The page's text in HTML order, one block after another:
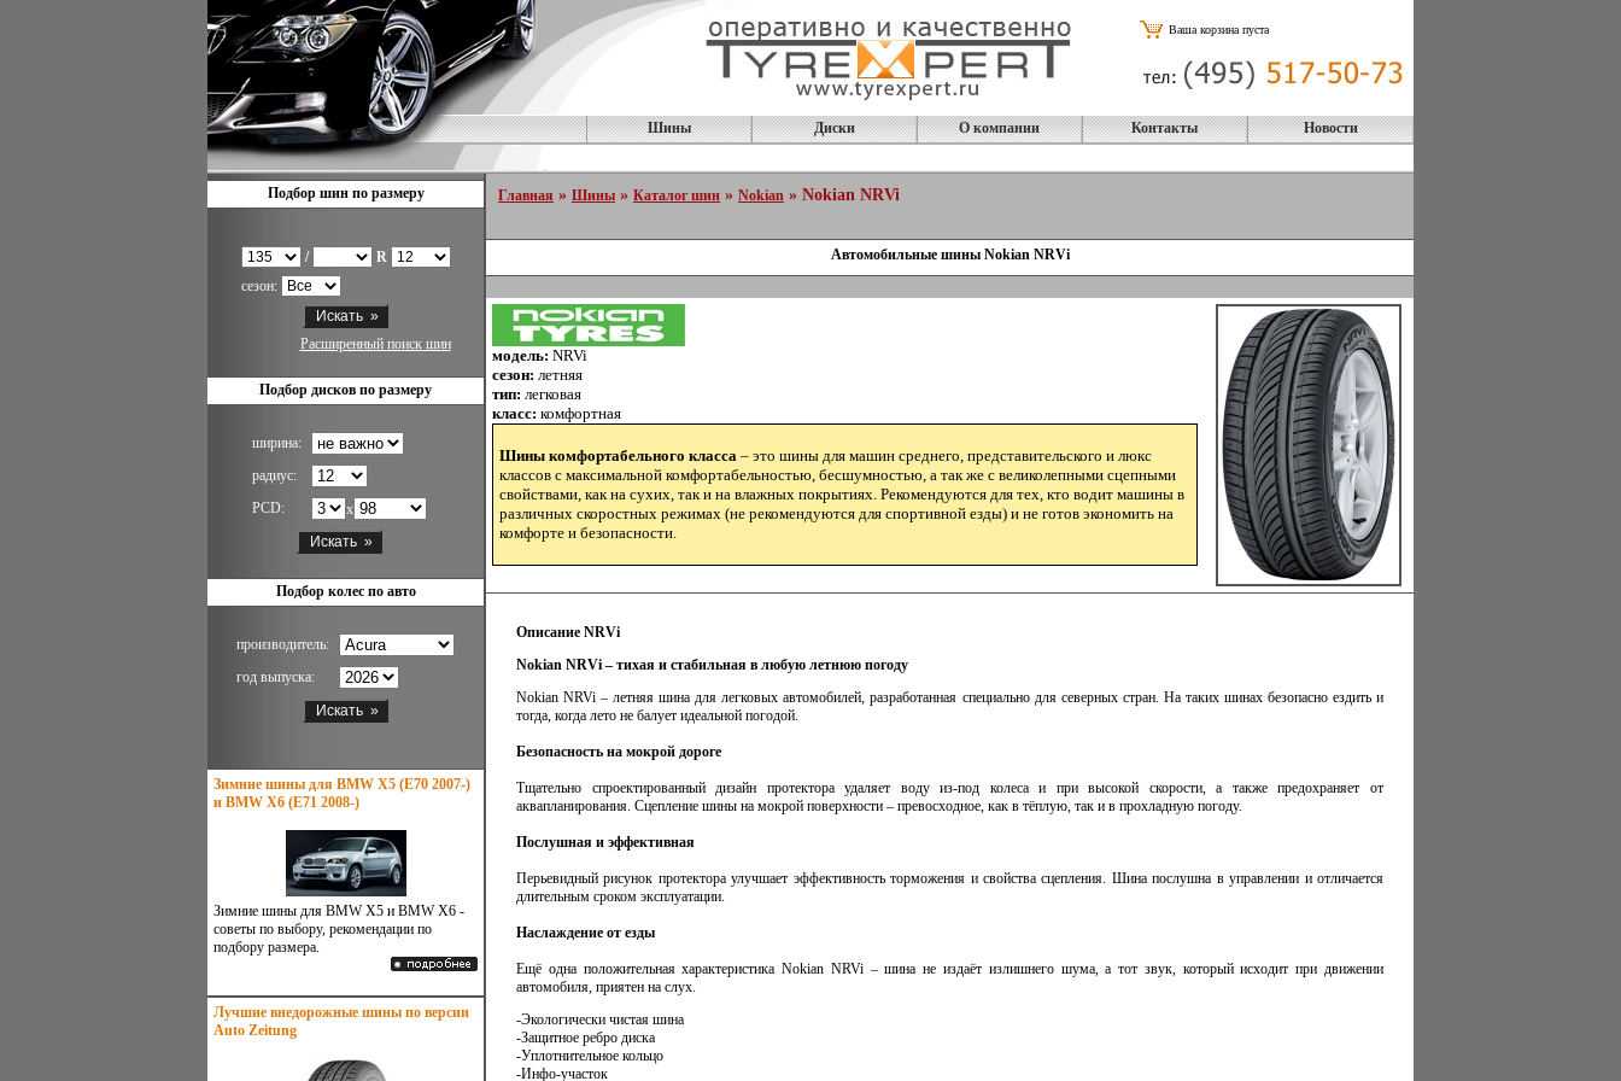
Ваша корзина пуста
Шины Диски О компании Контакты Новости
Подбор шин по размеру
/
R
сезон:
Расширенный поиск шин
Подбор дисков по размеру
ширина:
радиус:
PCD:
x
Подбор колес по авто
производитель:
год выпуска:
Зимние шины для BMW X5 (E70 2007-)
и BMW X6 (E71 2008-)
Зимние шины для BMW X5 и BMW X6 -
советы по выбору, рекомендации по
подбору размера.
Лучшие внедорожные шины по версии
Auto Zeitung
Главная » Шины » Каталог шин » Nokian » Nokian NRVi
Автомобильные шины Nokian NRVi
модель: NRVi
сезон: летняя
тип: легковая
класс: комфортная
Шины комфортабельного класса – это шины для машин среднего, представительского и люкс
классов с максимальной комфортабельностью, бесшумностью, а так же с великолепными сцепными
свойствами, как на сухих, так и на влажных покрытиях. Рекомендуются для тех, кто водит машины в
различных скоростных режимах (не рекомендуются для спортивной езды) и не готов экономить на
комфорте и безопасности.
Описание NRVi
Nokian NRVi – тихая и стабильная в любую летнюю погоду
Nokian NRVi – летняя шина для легковых автомобилей, разработанная специально для северных стран. На таких шинах безопасно ездить и
тогда, когда лето не балует идеальной погодой.
Безопасность на мокрой дороге
Тщательно спроектированный дизайн протектора удаляет воду из-под колеса и при высокой скорости, а также предохраняет от
аквапланирования. Сцепление шины на мокрой поверхности – превосходное, как в тёплую, так и в прохладную погоду.
Послушная и эффективная
Перьевидный рисунок протектора улучшает эффективность торможения и свойства сцепления. Шина послушна в управлении и отличается
длительным сроком эксплуатации.
Наслаждение от езды
Ещё одна положительная характеристика Nokian NRVi – шина не издаёт излишнего шума, а тот звук, который исходит при движении
автомобиля, приятен на слух.
-Экологически чистая шина
-Защитное ребро диска
-Уплотнительное кольцо
-Инфо-участок